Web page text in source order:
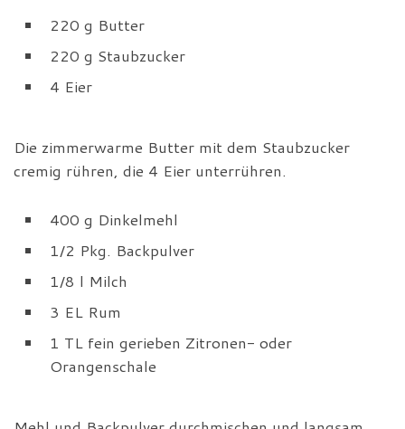
220 g Butter
220 g Staubzucker
4 Eier
Die zimmerwarme Butter mit dem Staubzucker
cremig rühren, die 4 Eier unterrühren.
400 g Dinkelmehl
1/2 Pkg. Backpulver
1/8 l Milch
3 EL Rum
1 TL fein gerieben Zitronen- oder
Orangenschale